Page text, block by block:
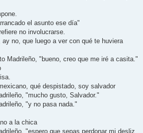
el asunto ese día"
no involucrarse.
no, que luego a ver con qué te huviera
Madrileño, "bueno, creo que me iré a casita."
qué despistado, soy salvador
"mucho gusto, Salvador."
"y no pasa nada."
a la chica
"espero que sepas perdonar mi desliz